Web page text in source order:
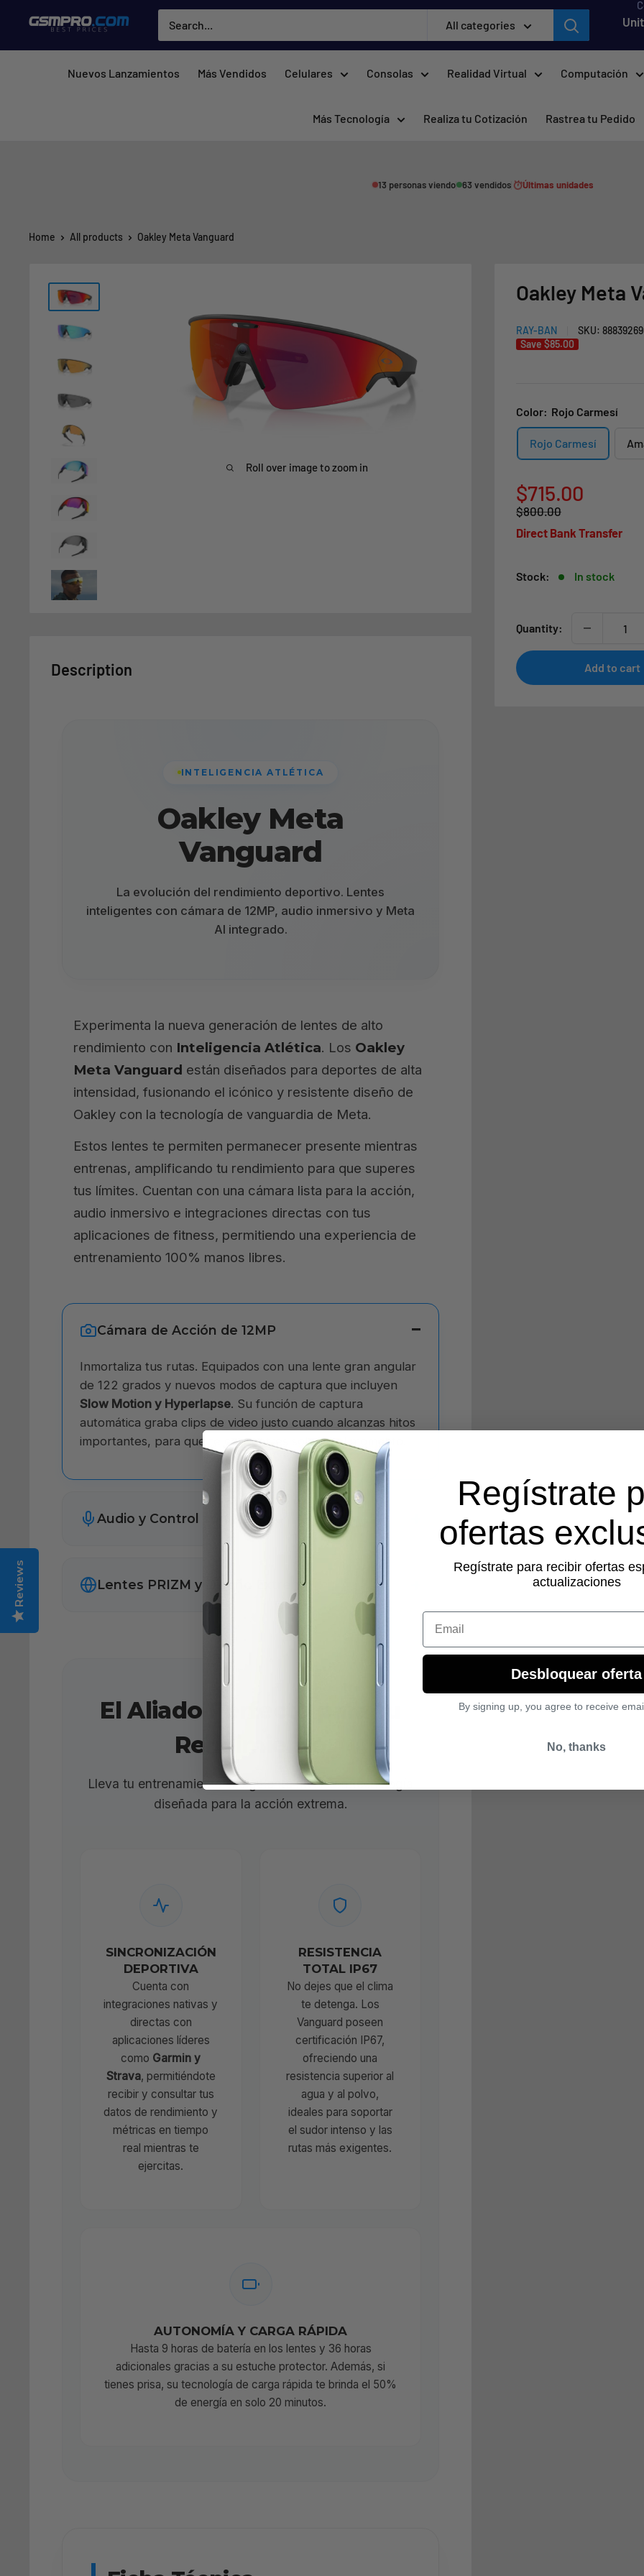
content
GSMPRO.CL All categories
Nuevos Lanzamientos Más Vendidos Celulares Consolas Realidad Virtual Computación
Más Tecnología Realiza tu Cotización Rastrea tu Pedido
13 personas viendo 63 vendidos Últimas unidades
Home All products Oakley Meta Vanguard
Roll over image to zoom in
Oakley Meta
RAY-BAN SKU:
Save $85.00
Color: Rojo Carmesí
Rojo Carmesí
Sale
price
$715.00
Regular
price
$800.00
Direct Bank Transfer
Stock: In stock
Quantity:
Add to cart
Description
INTELIGENCIA ATLÉTICA
Oakley Meta
Vanguard
La evolución del rendimiento deportivo. Lentes
inteligentes con cámara de 12MP, audio inmersivo y Meta
AI integrado.
Experimenta la nueva generación de lentes de alto
rendimiento con Inteligencia Atlética. Los Oakley
Meta Vanguard están diseñados para deportes de alta
intensidad, fusionando el icónico y resistente diseño de
Oakley con la tecnología de vanguardia de Meta.
Estos lentes te permiten permanecer presente mientras
entrenas, amplificando tu rendimiento para que superes
tus límites. Cuentan con una cámara lista para la acción,
audio inmersivo e integraciones directas con tus
aplicaciones de fitness, permitiendo una experiencia de
entrenamiento 100% manos libres.
Cámara de Acción de 12MP
Inmortaliza tus rutas. Equipados con una lente gran angular
de 122 grados y nuevos modos de captura que incluyen
Slow Motion y Hyperlapse. Su función de captura
automática graba clips de video justo cuando alcanzas hitos
importantes, para que te concentres solo en el momento.
Audio y Control con Meta AI
Lentes PRIZM y Diseño Extremo
El Aliado Perfecto para tu
Rendimiento
Lleva tu entrenamiento al siguiente nivel con tecnología
diseñada para la acción extrema.
SINCRONIZACIÓN
DEPORTIVA
Cuenta con
integraciones nativas y
directas con
aplicaciones líderes
como Garmin y
Strava, permitiéndote
recibir y consultar tus
datos de rendimiento y
métricas en tiempo
real mientras te
ejercitas.
RESISTENCIA
TOTAL IP67
No dejes que el clima
te detenga. Los
Vanguard poseen
certificación IP67,
ofreciendo una
resistencia superior al
agua y al polvo,
ideales para soportar
el sudor intenso y las
rutas más exigentes.
AUTONOMÍA Y CARGA RÁPIDA
Hasta 9 horas de batería en los lentes y 36 horas
adicionales gracias a su estuche protector. Además, si
tienes prisa, su tecnología de carga rápida te brinda el 50%
de energía en solo 20 minutos.
Reviews
Regístrate
ofertas
Regístrate para recibir ofertas
actualizaciones
Email
Desbloquear oferta
By signing up, you agree to receive
No, thanks